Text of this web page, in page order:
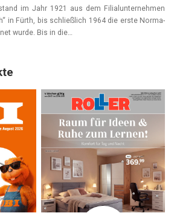
im Jahr 1921 aus dem Filialunternehmen
in Fürth, bis schließlich 1964 die erste Norma-
wurde. Bis in die…